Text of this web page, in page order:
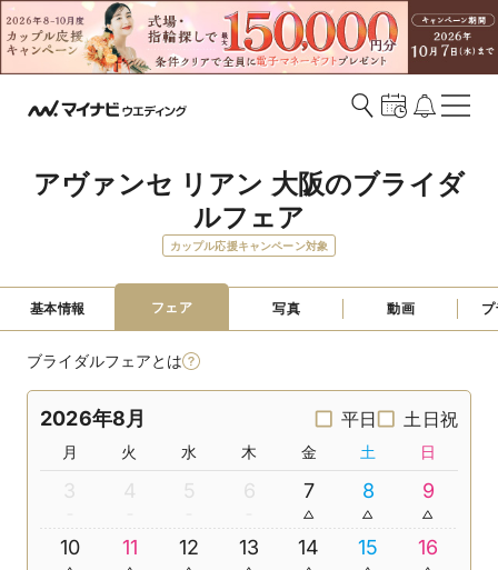
アヴァンセ リアン 大阪のブライダ
ルフェア
カップル応援キャンペーン対象
基本情報 フェア 写真 動画
ブライダルフェアとは
2026年8月 平日 土日祝
月 火 水 木 金 土 日
3 4 5 6 7 8 9
10 11 12 13 14 15 16